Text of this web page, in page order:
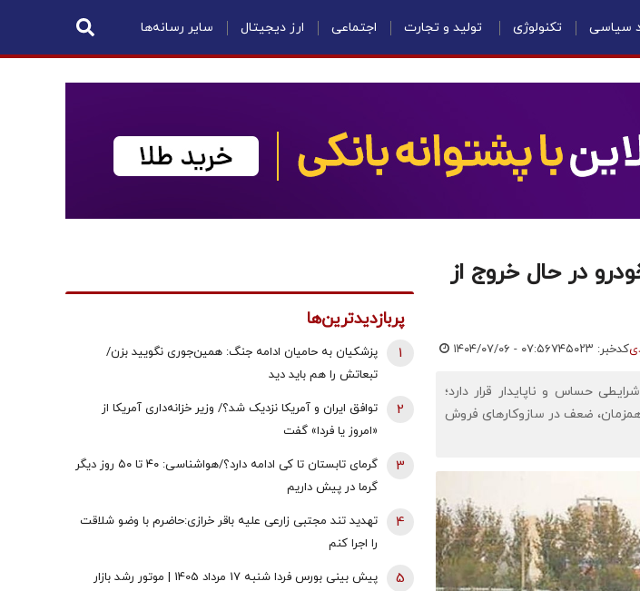
سیاسی تکنولوژی تولید و تجارت اجتماعی ارز دیجیتال سایر رسانه‌ها
در حال خروج از
کدخبر: ۷۴۵۰۲۳ ۱۴۰۴/۰۷/۰۶ - ۰۷:۵۶
حساس و ناپایدار قرار دارد؛
ضعف در سازوکارهای فروش
پربازدیدترین‌ها
پزشکیان به حامیان ادامه جنگ: همین‌جوری نگویید بزن/
تبعاتش را هم باید دید
1
توافق ایران و آمریکا نزدیک شد؟/ وزیر خزانه‌داری آمریکا از
«امروز یا فردا» گفت
2
گرمای تابستان تا کی ادامه دارد؟/هواشناسی: ۴۰ تا ۵۰ روز دیگر
گرما در پیش داریم
3
تهدید تند مجتبی زارعی علیه باقر خرازی:حاضرم با وضو شلاقت
را اجرا کنم
4
پیش بینی بورس فردا شنبه 17 مرداد 1405 | موتور رشد بازار
5